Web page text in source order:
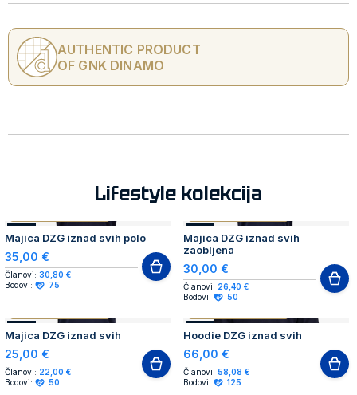
AUTHENTIC PRODUCT
OF GNK DINAMO
Lifestyle kolekcija
NOVO
Majica DZG iznad svih polo
35,00 €
Članovi: 30,80 €
Bodovi:
75
NOVO
Majica DZG iznad svih
zaobljena
30,00 €
Članovi: 26,40 €
Bodovi:
50
NOVO
Majica DZG iznad svih
25,00 €
Članovi: 22,00 €
Bodovi:
50
NOVO
Hoodie DZG iznad svih
66,00 €
Članovi: 58,08 €
Bodovi:
125